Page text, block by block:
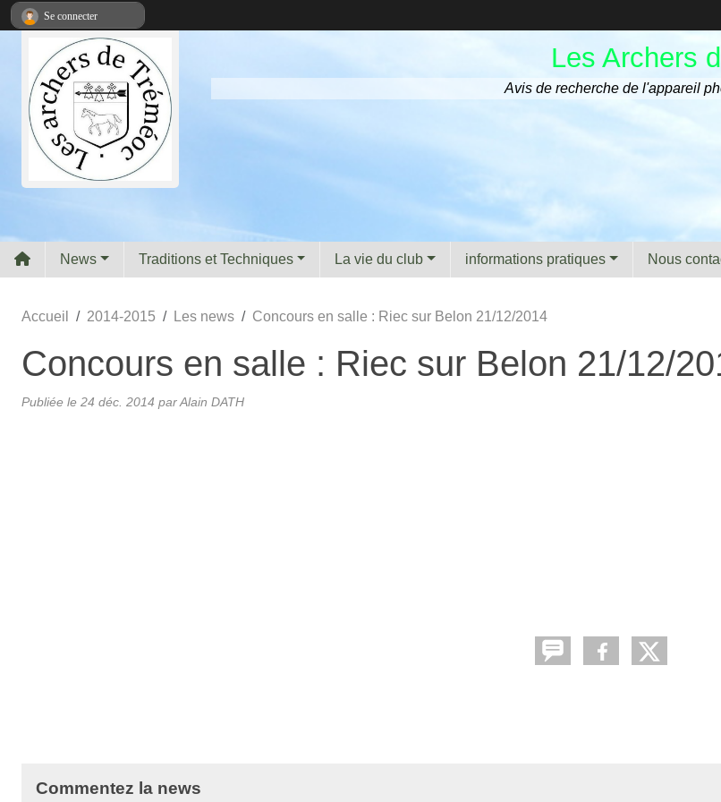
Les Archers
Avis de recherche de l'appareil
News Traditions et Techniques La vie du club informations pratiques Nous
Accueil 2014-2015 Les news Concours en salle : Riec sur Belon 21/12/2014
Concours en salle : Riec sur Belon 21/12/
Publiée le 24 déc. 2014 par Alain DATH
Commentez la news
Se connecter
Panneau de gestion des cookies